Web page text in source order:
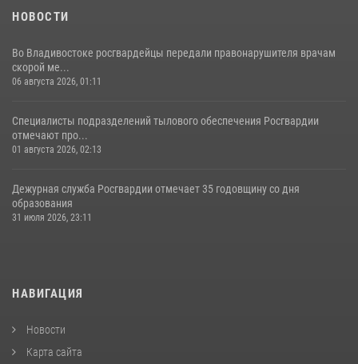
НОВОСТИ
Во Владивостоке росгвардейцы передали правонарушителя врачам
скорой ме...
06 августа 2026, 01:11
Специалисты подразделений тылового обеспечения Росгвардии
отмечают про...
01 августа 2026, 02:13
Дежурная служба Росгвардии отмечает 35 годовщину со дня
образования
31 июля 2026, 23:11
НАВИГАЦИЯ
Новости
Карта сайта